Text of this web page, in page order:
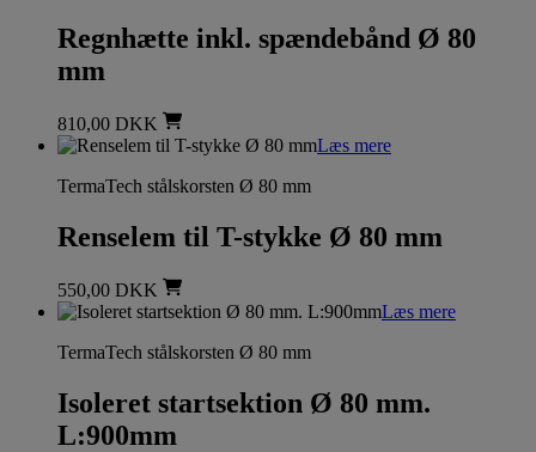
Regnhætte inkl. spændebånd Ø 80
mm
810,00 DKK
Læs mere
TermaTech stålskorsten Ø 80 mm
Renselem til T-stykke Ø 80 mm
550,00 DKK
Læs mere
TermaTech stålskorsten Ø 80 mm
Isoleret startsektion Ø 80 mm.
L:900mm